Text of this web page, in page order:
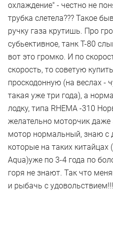
охлаждение" - честно не
трубка слетела??? Такое
ручку газа крутишь. Про
субьективное, танк Т-80
вот это громко. И по
скорость, то советую
проскодонную (на веслах -
такая уже три года), а
лодку, типа RHEMA -310
желательно моторчик
мотор нормальный, знаю с
которые на таких китайцах
Aqua)уже по 3-4 года по
горя не знают. Так что
и рыбачь с удовольствием!!!